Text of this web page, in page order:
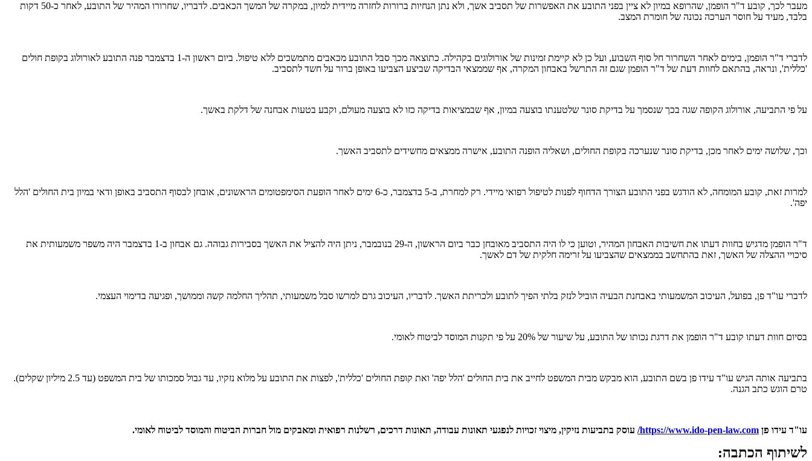
מעבר לכך, קובע ד"ר הופמן, שהרופא במיון לא ציין בפני התובע את האפשרות של תסביב אשך, ולא נתן הנחיות ברורות לחזרה מיידית למיון, במקרה של המשך הכאבים. לדבריו, שחרורו המהיר של התובע, לאחר כ-50 דקות
בלבד, מעיד על חוסר הערכה נכונה של חומרת המצב.
לדברי ד"ר הופמן, בימים לאחר השחרור חל סוף השבוע, ועל כן לא קיימת זמינות של אורולוגים בקהילה. כתוצאה מכך סבל התובע מכאבים מתמשכים ללא טיפול. ביום ראשון ה-1 בדצמבר פנה התובע לאורולוג בקופת חולים
'כללית', ונראה, בהתאם לחוות דעת של ד"ר הופמן שגם זה התרשל באבחון המקרה, אף שממצאי הבדיקה שביצע הצביעו באופן ברור על חשד לתסביב.
על פי התביעה, אורולוג הקופה שגה בכך שנסמך על בדיקת סונר שלטענתו בוצעה במיון, אף שבמציאות בדיקה כזו לא בוצעה מעולם, וקבע בטעות אבחנה של דלקת באשך.
וכך, שלושה ימים לאחר מכן, בדיקת סונר שנערכה בקופת החולים, ושאליה הופנה התובע, אישרה ממצאים מחשידים לתסביב האשך.
למרות זאת, קובע המומחה, לא הודגש בפני התובע הצורך הדחוף לפנות לטיפול רפואי מיידי. רק למחרת, ב-5 בדצמבר, כ-6 ימים לאחר הופעת הסימפטומים הראשונים, אובחן לבסוף התסביב באופן ודאי במיון בית החולים 'הלל
יפה'.
ד"ר הופמן מדגיש בחוות דעתו את חשיבות האבחון המהיר, וטוען כי לו היה התסביב מאובחן כבר ביום הראשון, ה-29 בנובמבר, ניתן היה להציל את האשך בסבירות גבוהה. גם אבחון ב-1 בדצמבר היה משפר משמעותית את
סיכויי ההצלה של האשך, זאת בהתחשב בממצאים שהצביעו על זרימה חלקית של דם לאשך.
לדברי עו"ד פן, בפועל, העיכוב המשמעותי באבחנת הבעיה הוביל לנזק בלתי הפיך לתובע ולכריתת האשך. לדבריו, העיכוב גרם למרשו סבל משמעותי, תהליך החלמה קשה וממושך, ופגיעה בדימוי העצמי.
בסיום חוות דעתו קובע ד"ר הופמן את דרגת נכותו של התובע, על שיעור של 20% על פי תקנות המוסד לביטוח לאומי.
בתביעה אותה הגיש עו"ד עידו פן בשם התובע, הוא מבקש מבית המשפט לחייב את בית החולים 'הלל יפה' ואת קופת החולים 'כללית', לפצות את התובע על מלוא נזקיו, עד גבול סמכותו של בית המשפט (עד 2.5 מיליון שקלים).
טרם הוגש כתב הגנה.
עו"ד עידו פן https://www.ido-pen-law.com/ עוסק בתביעות נזיקין, מיצוי זכויות לנפגעי תאונות עבודה, תאונות דרכים, רשלנות רפואית ומאבקים מול חברות הביטוח והמוסד לביטוח לאומי.
לשיתוף הכתבה: